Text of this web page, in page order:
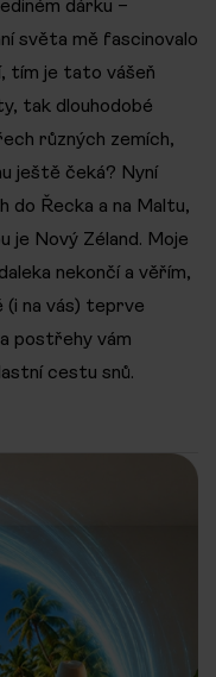
dárku –
světa mě fascinovalo
tím je tato vášeň
tak dlouhodobé
různých zemích,
ještě čeká? Nyní
do Řecka a na Maltu,
je Nový Zéland. Moje
nekončí a věřím,
(i na vás) teprve
postřehy vám
cestu snů.